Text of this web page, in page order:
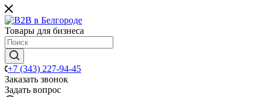
Товары для бизнеса
+7 (343) 227-94-45
Заказать звонок
Задать вопрос